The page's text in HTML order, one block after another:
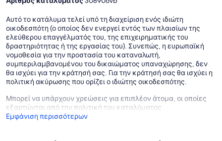
Αυτό το κατάλυμα τελεί υπό τη διαχείριση ενός ιδιώτη
οικοδεσπότη (ο οποίος δεν ενεργεί εντός των πλαισίων της
ελεύθερου επαγγέλματός του, της επιχειρηματικής του
δραστηριότητας ή της εργασίας του). Συνεπώς, η ευρωπαϊκή
νομοθεσία για την προστασία του καταναλωτή,
συμπεριλαμβανομένου του δικαιώματος υπαναχώρησης, δεν
θα ισχύει για την κράτησή σας. Για την κράτησή σας θα ισχύει η
πολιτική ακύρωσης που ορίζει ο ιδιώτης οικοδεσπότης.
Μπορεί να υπάρχουν χρεώσεις για επιπλέον άτομα, οι οποίες
εξαρτώνται από την πολιτική του καταλύματος
Εμφάνιση περισσότερων